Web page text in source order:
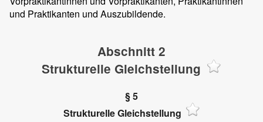
und Praktikanten und Auszubildende.
Abschnitt 2
Strukturelle Gleichstellung
§ 5
Strukturelle Gleichstellung